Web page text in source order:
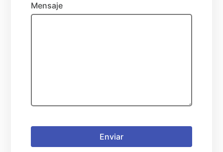
Mensaje
Enviar